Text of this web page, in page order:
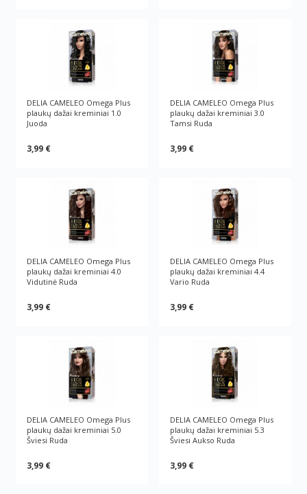
DELIA CAMELEO Omega Plus
plaukų dažai kreminiai 1.0
Juoda
3,99 €
DELIA CAMELEO Omega Plus
plaukų dažai kreminiai 3.0
Tamsi Ruda
3,99 €
DELIA CAMELEO Omega Plus
plaukų dažai kreminiai 4.0
Vidutinė Ruda
3,99 €
DELIA CAMELEO Omega Plus
plaukų dažai kreminiai 4.4
Vario Ruda
3,99 €
DELIA CAMELEO Omega Plus
plaukų dažai kreminiai 5.0
Šviesi Ruda
3,99 €
DELIA CAMELEO Omega Plus
plaukų dažai kreminiai 5.3
Šviesi Aukso Ruda
3,99 €